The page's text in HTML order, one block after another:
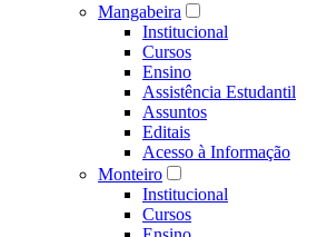
Mangabeira
Institucional
Cursos
Ensino
Assistência Estudantil
Assuntos
Editais
Acesso à Informação
Monteiro
Institucional
Cursos